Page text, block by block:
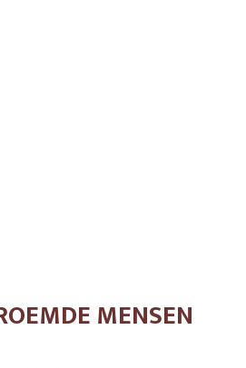
MENSEN